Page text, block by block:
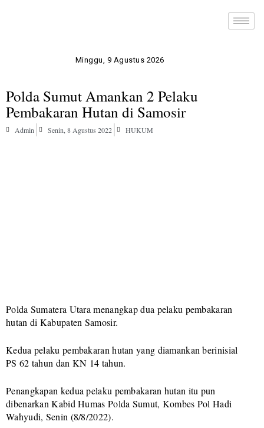
Minggu, 9 Agustus 2026
Polda Sumut Amankan 2 Pelaku
Pembakaran Hutan di Samosir
Admin Senin, 8 Agustus 2022 HUKUM
Polda Sumatera Utara menangkap dua pelaku pembakaran
hutan di Kabupaten Samosir.
Kedua pelaku pembakaran hutan yang diamankan berinisial
PS 62 tahun dan KN 14 tahun.
Penangkapan kedua pelaku pembakaran hutan itu pun
dibenarkan Kabid Humas Polda Sumut, Kombes Pol Hadi
Wahyudi, Senin (8/8/2022).